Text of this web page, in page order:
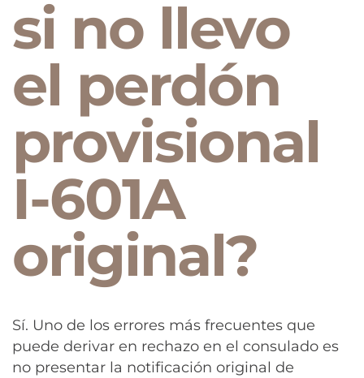
si no llevo
el perdón
provisional
I-601A
original?
Sí. Uno de los errores más frecuentes que
puede derivar en rechazo en el consulado es
no presentar la notificación original de